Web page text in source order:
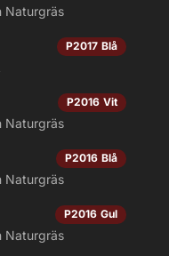
Naturgräs
P2017 Blå
P2016 Vit
Naturgräs
P2016 Blå
Naturgräs
P2016 Gul
Naturgräs